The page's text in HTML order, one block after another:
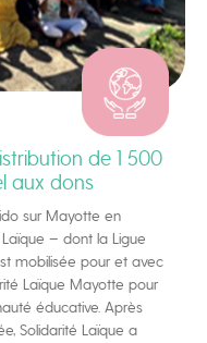
de 1 500
aux dons
sur Mayotte en
– dont la Ligue
mobilisée pour et avec
Laïque Mayotte pour
éducative. Après
Solidarité Laïque a